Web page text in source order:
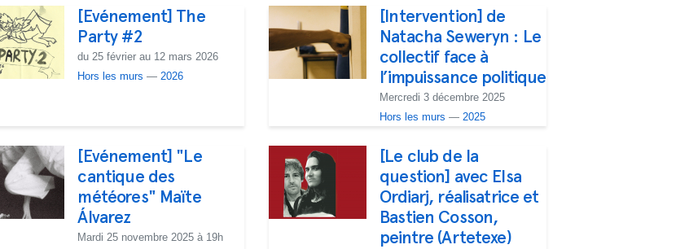
[Evénement] The
Party #2
du 25 février au 12 mars 2026
Hors les murs —2026
[Intervention] de
Natacha Seweryn : Le
collectif face à
l’impuissance politique
Mercredi 3 décembre 2025
Hors les murs —2025
[Evénement] "Le
cantique des
météores" Maïte
Álvarez
Mardi 25 novembre 2025 à 19h
[Le club de la
question] avec Elsa
Ordiarj, réalisatrice et
Bastien Cosson,
peintre (Artetexe)